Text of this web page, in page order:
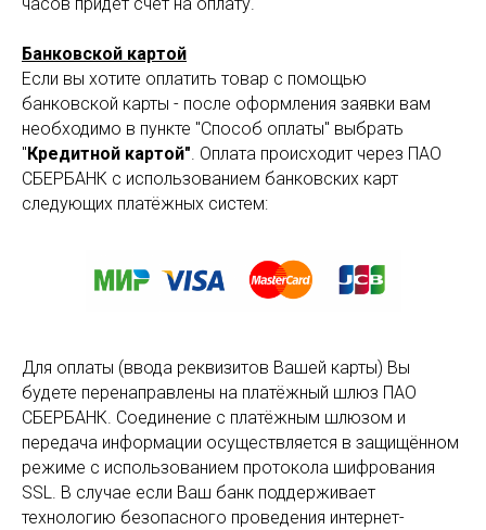
часов придет счет на оплату.
Банковской картой
Если вы хотите оплатить товар с помощью
банковской карты - после оформления заявки вам
необходимо в пункте "Способ оплаты" выбрать
" Кредитной картой". Оплата происходит через ПАО
СБЕРБАНК с использованием банковских карт
следующих платёжных систем:
Для оплаты (ввода реквизитов Вашей карты) Вы
будете перенаправлены на платёжный шлюз ПАО
СБЕРБАНК. Соединение с платёжным шлюзом и
передача информации осуществляется в защищённом
режиме с использованием протокола шифрования
SSL. В случае если Ваш банк поддерживает
технологию безопасного проведения интернет-